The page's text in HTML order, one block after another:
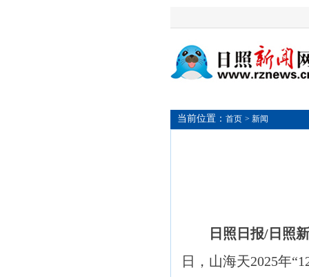
当前位置： 首页 > 新闻
日照日报/日照
日，山海天2025年